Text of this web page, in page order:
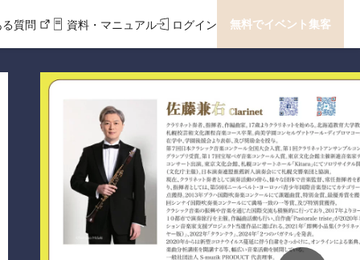
質問 資料・マニュアル ログイン 無料でイベント集客